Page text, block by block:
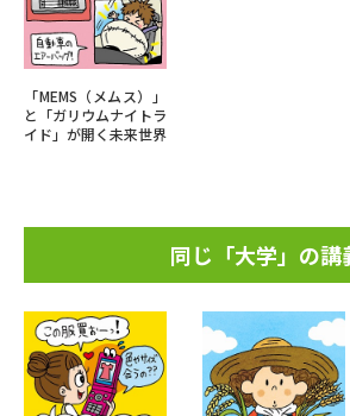
「MEMS（メムス）」
と「ガリウムナイトラ
イド」が開く未来世界
同じ「大学」の講